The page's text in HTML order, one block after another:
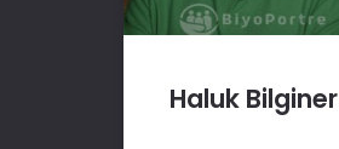
Haluk Bilginer